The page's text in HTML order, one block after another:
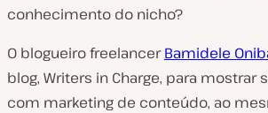
conhecimento do nicho?
O blogueiro freelancerBamidele
blog, Writers in Charge, para mostrar
com marketing de conteúdo, ao